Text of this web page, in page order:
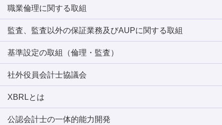
職業倫理に関する取組
監査、監査以外の保証業務及びAUPに関する取組
基準設定の取組（倫理・監査）
社外役員会計士協議会
XBRLとは
公認会計士の一体的能力開発